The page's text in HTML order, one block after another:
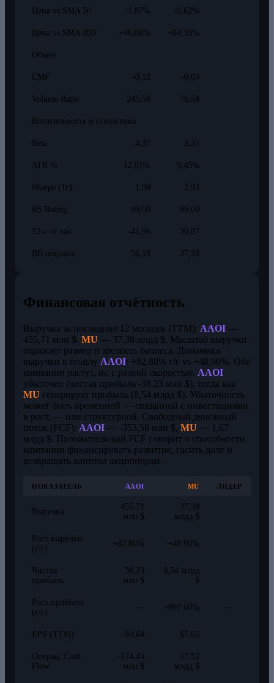
Цена vs SMA 50 -1,87% -9,62%
Цена vs SMA 200 +46,86% +64,39%
Объём
CMF -0,12 -0,03
Volume Ratio 245,50 76,58
Волатильность и статистика
Beta 4,37 3,35
ATR % 12,01% 9,45%
Sharpe (1г) 1,90 2,93
RS Rating 99,00 99,00
52w от хая -41,96 -30,07
BB ширина 56,18 27,28
Финансовая отчётность
Выручка за последние 12 месяцев (TTM): AAOI —
455,71 млн $, MU — 37,38 млрд $. Масштаб выручки
отражает размер и зрелость бизнеса. Динамика
выручки в пользу AAOI: +82,80% г/г vs +48,90%. Обе
компании растут, но с разной скоростью. AAOI
убыточен (чистая прибыль -38,23 млн $), тогда как
MU генерирует прибыль (8,54 млрд $). Убыточность
может быть временной — связанной с инвестициями
в рост, — или структурной. Свободный денежный
поток (FCF): AAOI — -353,58 млн $, MU — 1,67
млрд $. Положительный FCF говорит о способности
компании финансировать развитие, гасить долг и
возвращать капитал акционерам.
ПОКАЗАТЕЛЬ AAOI MU ЛИДЕР
Выручка
455,71
млн $
37,38
млрд $
Рост выручки
(г/г)
+82.80% +48.90%
Чистая
прибыль
-38,23
млн $
8,54 млрд
$
Рост прибыли
(г/г)
— +997.60% —
EPS (TTM) -$0,64 $7,65
Операц. Cash
Flow
-174,43
млн $
17,52
млрд $